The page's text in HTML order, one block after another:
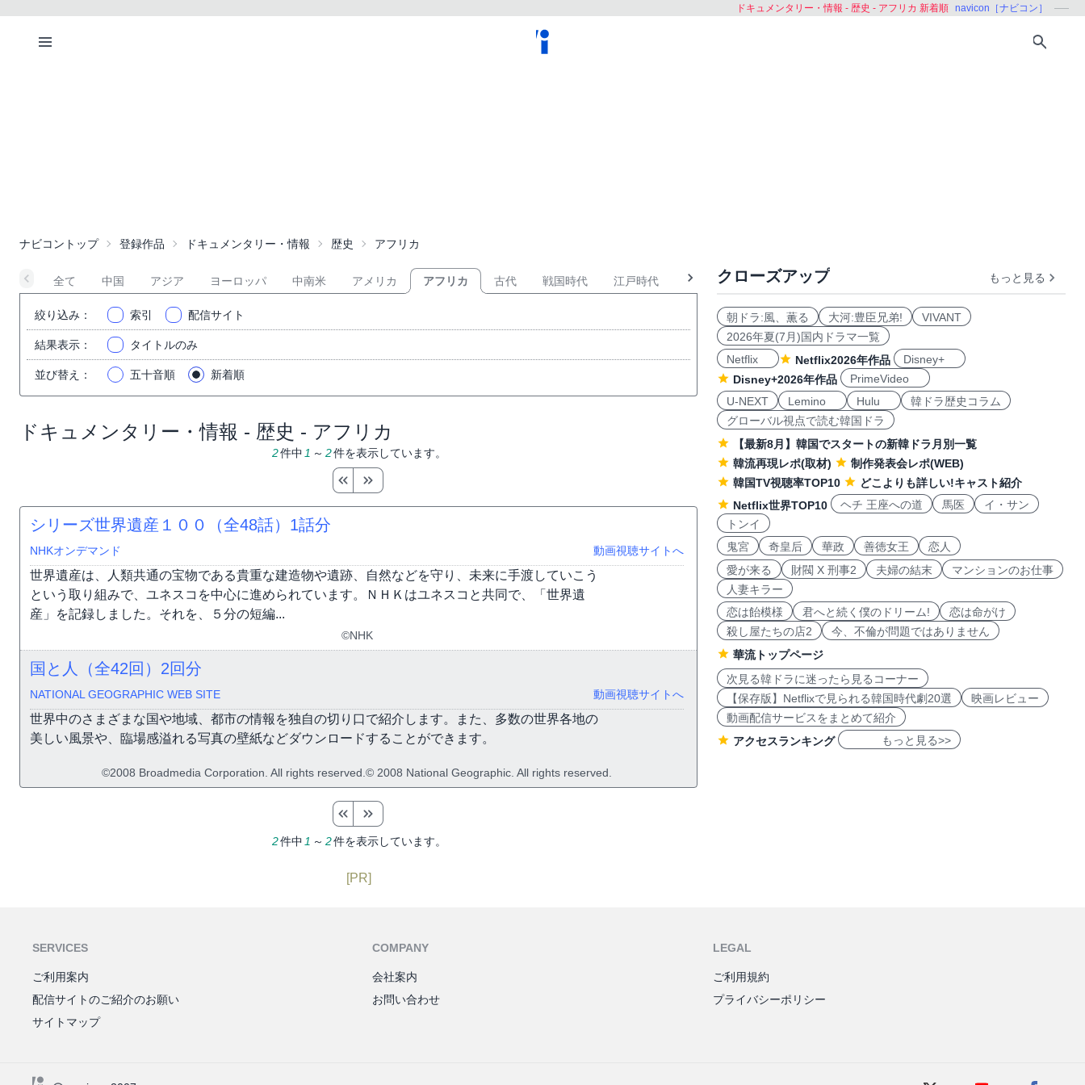
ドキュメンタリー・情報 - 歴史 - アフリカ 新着順 navicon［ナビコン］
ナビコントップ 登録作品 ドキュメンタリー・情報 歴史 アフリカ
全て 中国 アジア ヨーロッパ 中南米 アメリカ アフリカ 古代 戦国時代 江戸時代 幕末・明治 現近代 医学 科学・技
絞り込み ： 索引 配信サイト
結果表示 ： タイトルのみ
並び替え ： 五十音順 新着順
ドキュメンタリー・情報 - 歴史 - アフリカ
2件中 1 ～ 2件を表示しています。
シリーズ世界遺産１００（全48話） 1話分
NHKオンデマンド 動画視聴サイトへ
世界遺産は、人類共通の宝物である貴重な建造物や遺跡、自然などを守り、未来に手渡していこう
という取り組みで、ユネスコを中心に進められています。ＮＨＫはユネスコと共同で、「世界遺
産」を記録しました。それを、５分の短編...
©NHK
国と人（全42回） 2回分
NATIONAL GEOGRAPHIC WEB SITE 動画視聴サイトへ
世界中のさまざまな国や地域、都市の情報を独自の切り口で紹介します。また、多数の世界各地の
美しい風景や、臨場感溢れる写真の壁紙などダウンロードすることができます。
©2008 Broadmedia Corporation. All rights reserved.© 2008 National Geographic. All rights reserved.
2件中 1 ～ 2件を表示しています。
[PR]
クローズアップ もっと見る
朝ドラ:風、薫る 大河:豊臣兄弟!
VIVANT
2026年夏(7月)国内ドラマ一覧
Netflix
Netflix2026年作品
Disney+
Disney+2026年作品
PrimeVideo
U-NEXT
Lemino Hulu
韓ドラ歴史コラム
グローバル視点で読む韓国ドラ
【最新8月】韓国でスタートの新韓ドラ月別一覧
韓流再現レポ(取材)
制作発表会レポ(WEB)
韓国TV視聴率TOP10
どこよりも詳しい!キャスト紹介
Netflix世界TOP10
ヘチ 王座への道 馬医
イ・サン
トンイ
鬼宮
奇皇后 華政 善徳女王
恋人
愛が来る
財閥 X 刑事2 夫婦の結末
マンションのお仕事
人妻キラー
恋は飴模様
君へと続く僕のドリーム!
恋は命がけ
殺し屋たちの店2
今、不倫が問題ではありません
華流トップページ
次見る韓ドラに迷ったら見るコーナー
【保存版】Netflixで見られる韓国時代劇20選
映画レビュー
動画配信サービスをまとめて紹介
アクセスランキング
もっと見る>>
SERVICES
ご利用案内
配信サイトのご紹介のお願い
サイトマップ
COMPANY
会社案内
お問い合わせ
LEGAL
ご利用規約
プライバシーポリシー